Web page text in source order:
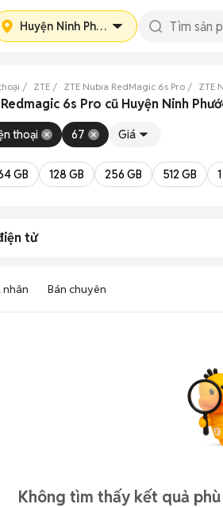
Huyện Ninh Phước
ZTE ZTE Nubia RedMagic 6s Pro ZTE
6s Pro cũ Huyện Ninh
thoại 67 Giá
GB 128 GB 256 GB 512 GB
tử
nhân Bán chuyên
Không tìm thấy kết quả phù